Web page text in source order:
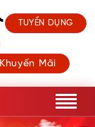
Khuyến Mãi
TUYỂN DỤNG